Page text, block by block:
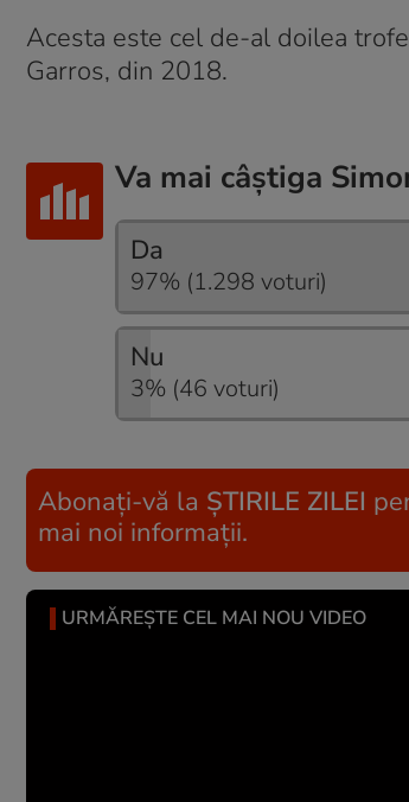
Acesta este cel de-al doilea
Garros, din 2018.
Va mai câștiga
Da
97% (1.298 voturi)
Nu
3% (46 voturi)
Abonați-vă la ȘTIRILE ZILEI
mai noi informații.
URMĂREȘTE CEL MAI NOU VIDEO